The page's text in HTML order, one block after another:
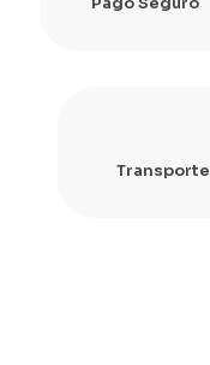
Transporte